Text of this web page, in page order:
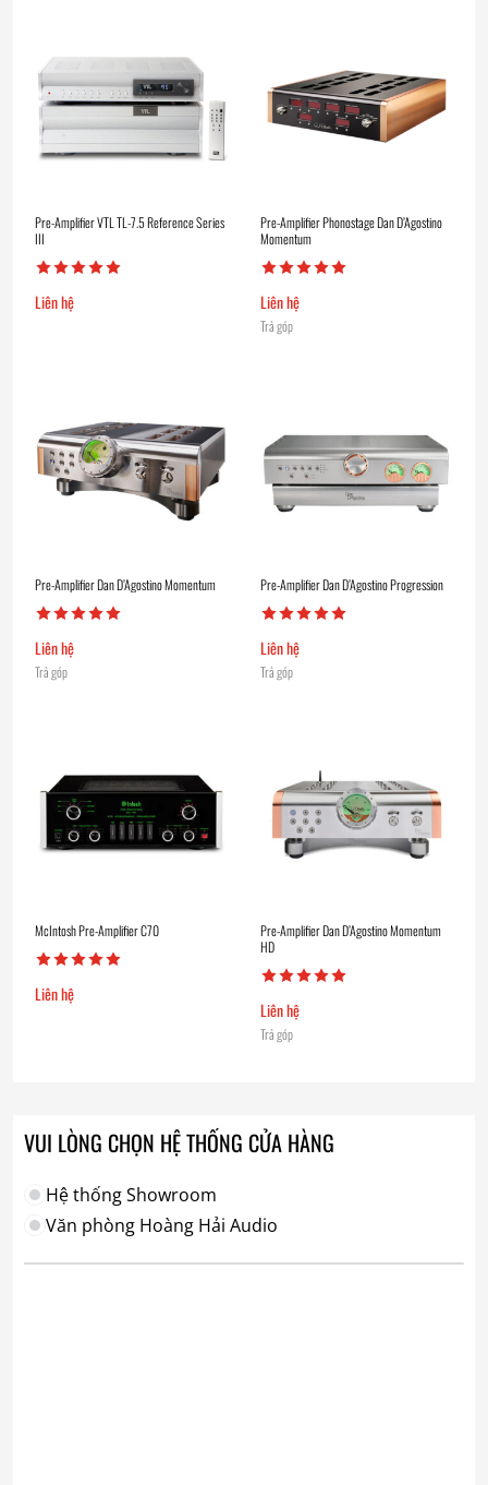
Pre-Amplifier VTL TL-7.5 Reference Series
III
Liên hệ
Pre-Amplifier Phonostage Dan D’Agostino
Momentum
Liên hệ
Trả góp
Pre-Amplifier Dan D’Agostino Momentum
Liên hệ
Trả góp
Pre-Amplifier Dan D’Agostino Progression
Liên hệ
Trả góp
McIntosh Pre-Amplifier C70
Liên hệ
Pre-Amplifier Dan D’Agostino Momentum
HD
Liên hệ
Trả góp
VUI LÒNG CHỌN HỆ THỐNG CỬA HÀNG
Hệ thống Showroom
Văn phòng Hoàng Hải Audio